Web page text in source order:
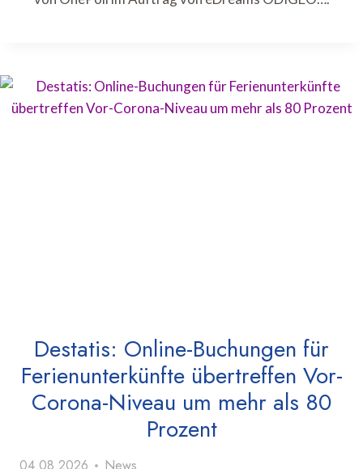
Destatis: Online-Buchungen für
Ferienunterkünfte übertreffen Vor-
Corona-Niveau um mehr als 80
Prozent